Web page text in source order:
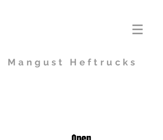
Mangust Heftrucks